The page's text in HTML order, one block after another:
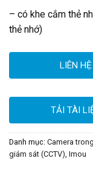
– có khe cắm thẻ
thẻ nhớ)
LIÊN HỆ
TẢI TÀI
Danh mục: Camera
giám sát (CCTV), Imou